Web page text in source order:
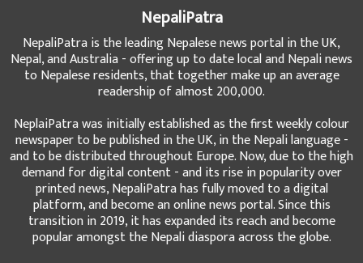
NepaliPatra
NepaliPatra is the leading Nepalese news portal in the UK,
Nepal, and Australia - offering up to date local and Nepali news
to Nepalese residents, that together make up an average
readership of almost 200,000.
NeplaiPatra was initially established as the first weekly colour
newspaper to be published in the UK, in the Nepali language -
and to be distributed throughout Europe. Now, due to the high
demand for digital content - and its rise in popularity over
printed news, NepaliPatra has fully moved to a digital
platform, and become an online news portal. Since this
transition in 2019, it has expanded its reach and become
popular amongst the Nepali diaspora across the globe.